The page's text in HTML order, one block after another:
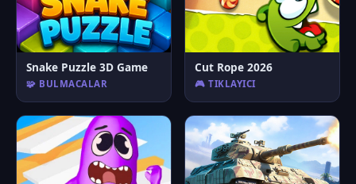
Snake Puzzle 3D Game
🧩 BULMACALAR
Cut Rope 2026
🎮 TIKLAYICI